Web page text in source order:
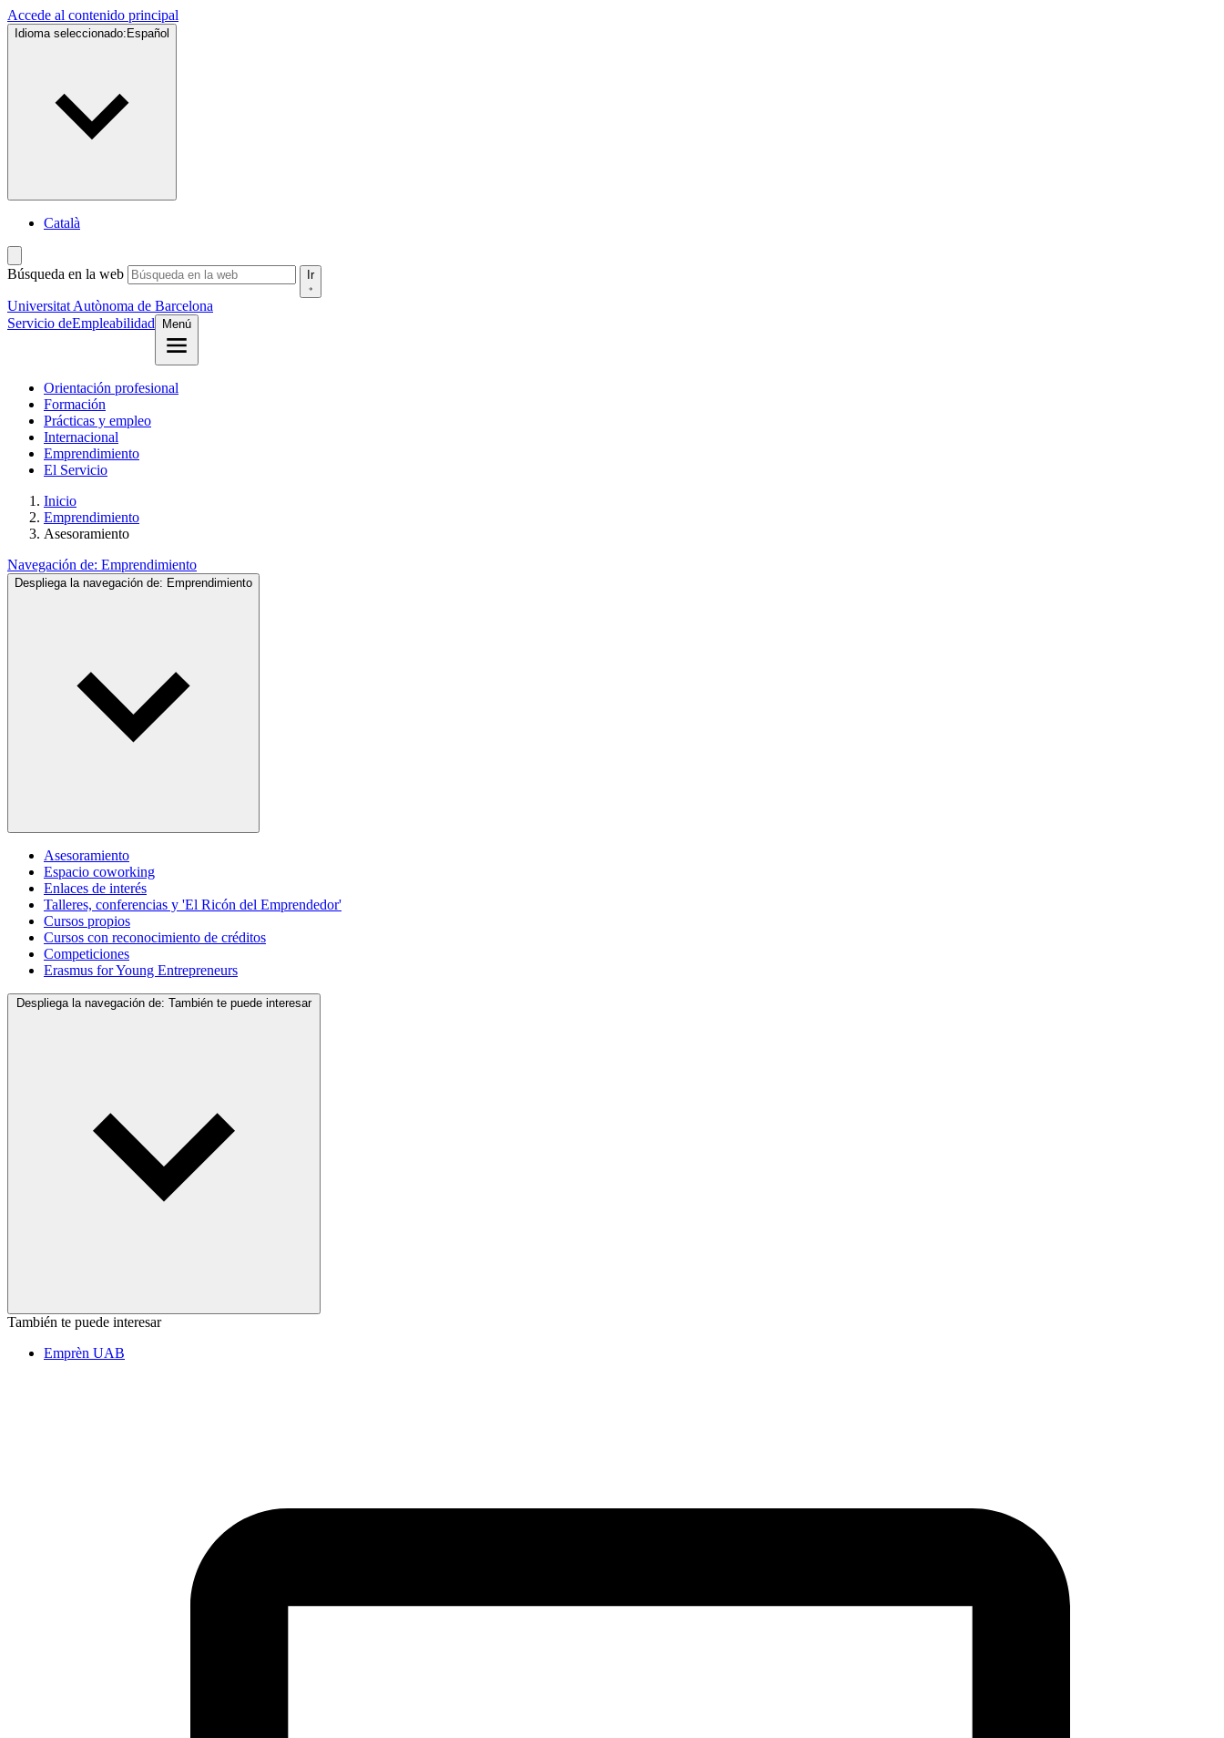
Accede al contenido principal
Idioma seleccionado: Español
Català
Búsqueda en la web Ir
Universitat Autònoma de Barcelona
Servicio deEmpleabilidad Menú
Orientación profesional
Formación
Prácticas y empleo
Internacional
Emprendimiento
El Servicio
Inicio
Emprendimiento
Asesoramiento
Navegación de: Emprendimiento
Despliega la navegación de: Emprendimiento
Asesoramiento
Espacio coworking
Enlaces de interés
Talleres, conferencias y 'El Ricón del Emprendedor'
Cursos propios
Cursos con reconocimiento de créditos
Competiciones
Erasmus for Young Entrepreneurs
Despliega la navegación de: También te puede interesar
También te puede interesar
Emprèn UAB